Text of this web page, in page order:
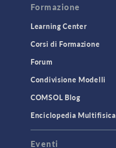
Formazione
Learning Center
Corsi di Formazione
Forum
Condivisione Modelli
COMSOL Blog
Enciclopedia Multifisica
Eventi